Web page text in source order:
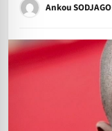
Ankou SODJAGO